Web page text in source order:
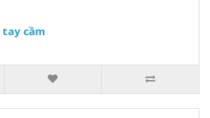
tay cầm